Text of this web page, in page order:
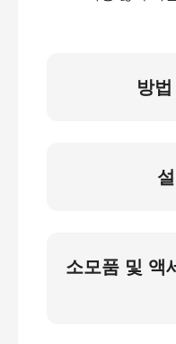
방
소모품 및 액